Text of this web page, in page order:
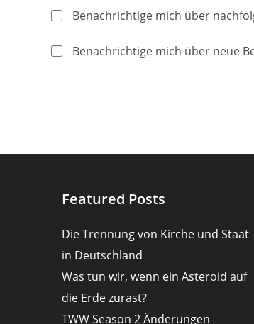
Namen
Benutzernamen
Benachrichtige mich über
Benachrichtige mich über neue
Featured Posts
Die Trennung von Kirche und Staat
in Deutschland
Was tun wir, wenn ein Asteroid auf
die Erde zurast?
TWW Season 2 Änderungen